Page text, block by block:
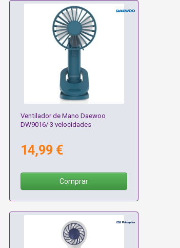
Ventilador de Mano Daewoo
DW9016/ 3 velocidades
14,99 €
Comprar